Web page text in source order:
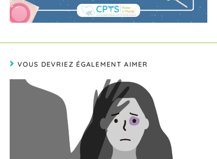
VOUS DEVRIEZ ÉGALEMENT AIMER